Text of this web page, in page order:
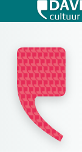
Zoek:
Zoeken